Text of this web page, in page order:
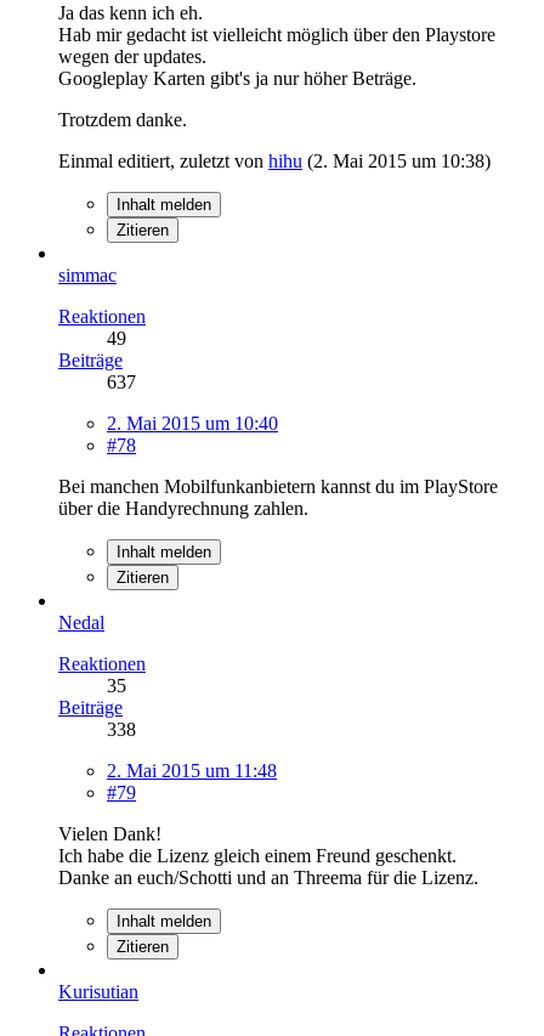
Ja das kenn ich eh.
Hab mir gedacht ist vielleicht möglich über den Playstore
wegen der updates.
Googleplay Karten gibt's ja nur höher Beträge.
Trotzdem danke.
Einmal editiert, zuletzt von hihu (2. Mai 2015 um 10:38)
Inhalt melden
Zitieren
simmac
Reaktionen
49
Beiträge
637
2. Mai 2015 um 10:40
#78
Bei manchen Mobilfunkanbietern kannst du im PlayStore
über die Handyrechnung zahlen.
Inhalt melden
Zitieren
Nedal
Reaktionen
35
Beiträge
338
2. Mai 2015 um 11:48
#79
Vielen Dank!
Ich habe die Lizenz gleich einem Freund geschenkt.
Danke an euch/Schotti und an Threema für die Lizenz.
Inhalt melden
Zitieren
Kurisutian